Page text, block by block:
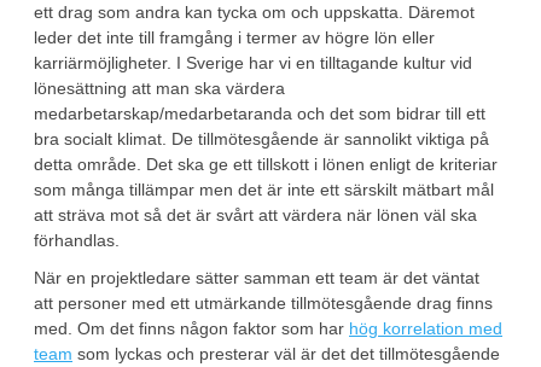
ett drag som andra kan tycka om och uppskatta. Däremot
leder det inte till framgång i termer av högre lön eller
karriärmöjligheter. I Sverige har vi en tilltagande kultur vid
lönesättning att man ska värdera
medarbetarskap/medarbetaranda och det som bidrar till ett
bra socialt klimat. De tillmötesgående är sannolikt viktiga på
detta område. Det ska ge ett tillskott i lönen enligt de kriteriar
som många tillämpar men det är inte ett särskilt mätbart mål
att sträva mot så det är svårt att värdera när lönen väl ska
förhandlas.
När en projektledare sätter samman ett team är det väntat
att personer med ett utmärkande tillmötesgående drag finns
med. Om det finns någon faktor som har hög korrelation med
team som lyckas och presterar väl är det det tillmötesgående